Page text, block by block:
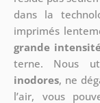
dans la
imprimés
grande
terne. Nous
inodores, ne
l’air, vous